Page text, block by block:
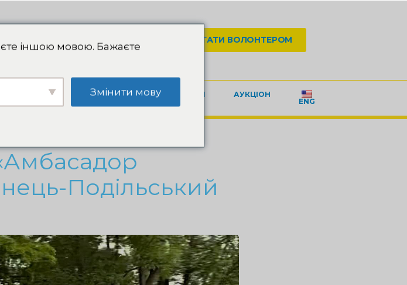
СТАТИ ВОЛОНТЕРОМ
ВОЛОНТЕРИ ПРЕСА КОНТАКТИ
АУКЦІОН
ENG
Подільський
іншою мовою. Бажаєте
Змінити мову